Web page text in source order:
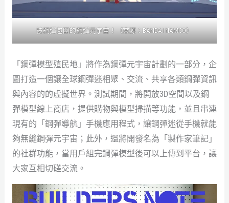
被鋼彈包圍的鋼彈元宇宙！（來源：BANDAI NAMCO）
「鋼彈模型殖民地」將作為鋼彈元宇宙計劃的一部分，企
圖打造一個讓全球鋼彈迷相聚、交流、共享各類鋼彈資訊
與內容的的虛擬世界。測試期間，將開放3D空間以及鋼
彈模型線上商店，提供購物與模型掃描等功能，並且串連
現有的「鋼彈導航」手機應用程式，讓鋼彈迷從手機就能
夠無縫鋼彈元宇宙；此外，還將開發名為「製作家筆記」
的社群功能，當用戶組完鋼彈模型後可以上傳到平台，讓
大家互相切磋交流。